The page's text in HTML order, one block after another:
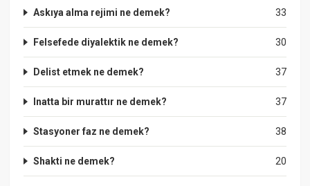
33
Askıya alma rejimi ne demek?
30
Felsefede diyalektik ne demek?
37
Delist etmek ne demek?
37
Inatta bir murattır ne demek?
38
Stasyoner faz ne demek?
20
Shakti ne demek?